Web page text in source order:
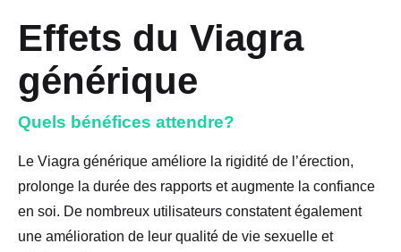
Effets du Viagra
générique
Quels bénéfices attendre?
Le Viagra générique améliore la rigidité de l’érection,
prolonge la durée des rapports et augmente la confiance
en soi. De nombreux utilisateurs constatent également
une amélioration de leur qualité de vie sexuelle et